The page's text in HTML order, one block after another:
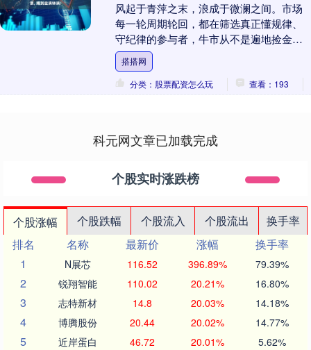
风起于青萍之末，浪成于微澜之间。市场
每一轮周期轮回，都在筛选真正懂规律、
守纪律的参与者，牛市从不是遍地捡金的
狂欢，而是认知与耐心的终极兑现。 △△△
牛市怪象：指....
搭搭网
分类：股票配资怎么玩
查看：193
科元网文章已加载完成
个股实时涨跌榜
个股涨幅 个股跌幅 个股流入 个股流出
换手率
排名
名称 最新价 涨幅
换手率
1
N展芯 116.52 396.89% 79.39%
2 锐翔智能 110.02 20.21% 16.80%
3 志特新材 14.8 20.03% 14.18%
4 博腾股份 20.44 20.02% 14.77%
5 近岸蛋白 46.72 20.01% 5.62%